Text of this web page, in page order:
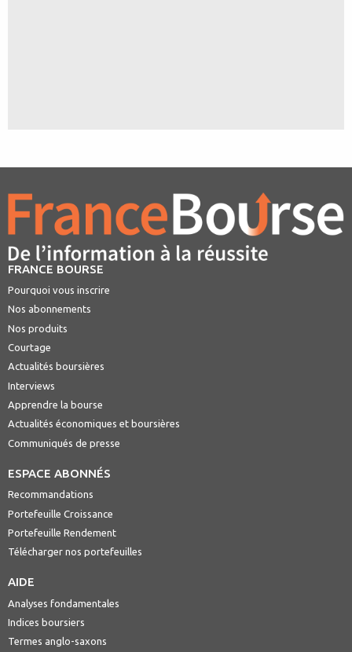
FRANCE BOURSE
Pourquoi vous inscrire
Nos abonnements
Nos produits
Courtage
Actualités boursières
Interviews
Apprendre la bourse
Actualités économiques et boursières
Communiqués de presse
ESPACE ABONNÉS
Recommandations
Portefeuille Croissance
Portefeuille Rendement
Télécharger nos portefeuilles
AIDE
Analyses fondamentales
Indices boursiers
Termes anglo-saxons